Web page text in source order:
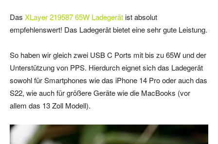
Das XLayer 219587 65W Ladegerätist absolut
empfehlenswert! Das Ladegerät bietet eine sehr gute Leistung.
So haben wir gleich zwei USB C Ports mit bis zu 65W und der
Unterstützung von PPS. Hierdurch eignet sich das Ladegerät
sowohl für Smartphones wie das iPhone 14 Pro oder auch das
S22, wie auch für größere Geräte wie die MacBooks (vor
allem das 13 Zoll Modell).